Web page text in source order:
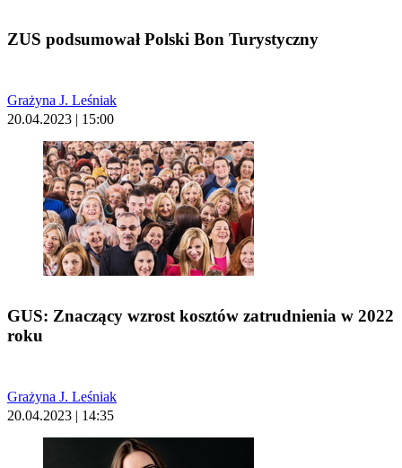
ZUS podsumował Polski Bon Turystyczny
Grażyna J. Leśniak
20.04.2023 | 15:00
GUS: Znaczący wzrost kosztów zatrudnienia w 2022
roku
Grażyna J. Leśniak
20.04.2023 | 14:35